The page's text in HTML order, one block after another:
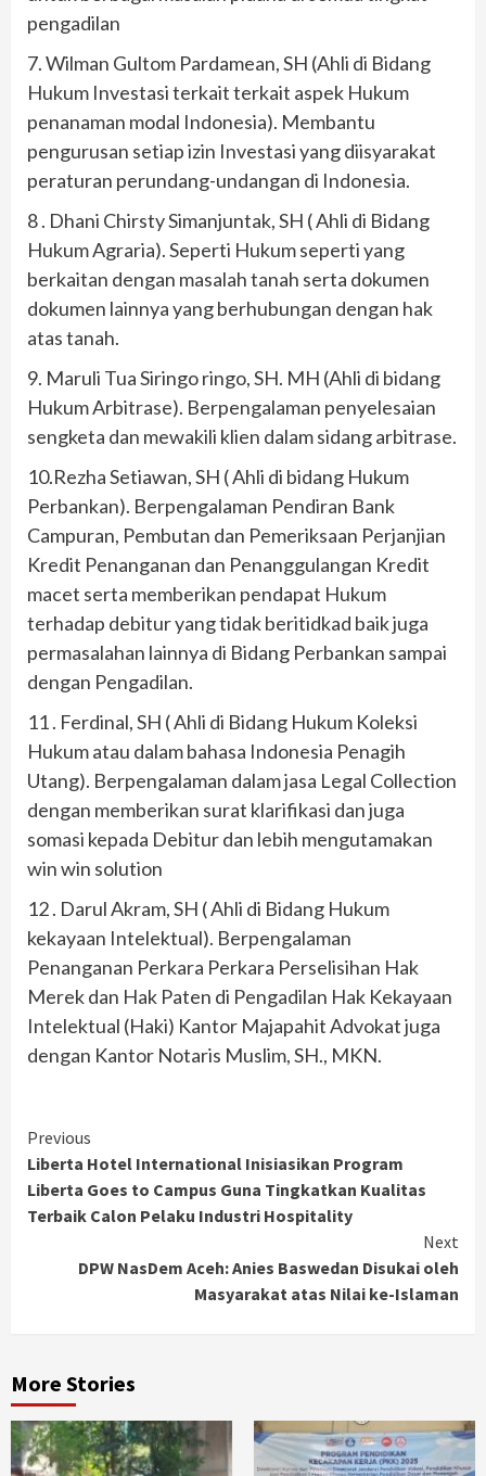
pengadilan
7. Wilman Gultom Pardamean, SH (Ahli di Bidang
Hukum Investasi terkait terkait aspek Hukum
penanaman modal Indonesia). Membantu
pengurusan setiap izin Investasi yang diisyarakat
peraturan perundang-undangan di Indonesia.
8 . Dhani Chirsty Simanjuntak, SH ( Ahli di Bidang
Hukum Agraria). Seperti Hukum seperti yang
berkaitan dengan masalah tanah serta dokumen
dokumen lainnya yang berhubungan dengan hak
atas tanah.
9. Maruli Tua Siringo ringo, SH. MH (Ahli di bidang
Hukum Arbitrase). Berpengalaman penyelesaian
sengketa dan mewakili klien dalam sidang arbitrase.
10.Rezha Setiawan, SH ( Ahli di bidang Hukum
Perbankan). Berpengalaman Pendiran Bank
Campuran, Pembutan dan Pemeriksaan Perjanjian
Kredit Penanganan dan Penanggulangan Kredit
macet serta memberikan pendapat Hukum
terhadap debitur yang tidak beritidkad baik juga
permasalahan lainnya di Bidang Perbankan sampai
dengan Pengadilan.
11 . Ferdinal, SH ( Ahli di Bidang Hukum Koleksi
Hukum atau dalam bahasa Indonesia Penagih
Utang). Berpengalaman dalam jasa Legal Collection
dengan memberikan surat klarifikasi dan juga
somasi kepada Debitur dan lebih mengutamakan
win win solution
12 . Darul Akram, SH ( Ahli di Bidang Hukum
kekayaan Intelektual). Berpengalaman
Penanganan Perkara Perkara Perselisihan Hak
Merek dan Hak Paten di Pengadilan Hak Kekayaan
Intelektual (Haki) Kantor Majapahit Advokat juga
dengan Kantor Notaris Muslim, SH., MKN.
Continue
Reading
Previous
Liberta Hotel International Inisiasikan Program
Liberta Goes to Campus Guna Tingkatkan Kualitas
Terbaik Calon Pelaku Industri Hospitality
Next
DPW NasDem Aceh: Anies Baswedan Disukai oleh
Masyarakat atas Nilai ke-Islaman
More Stories